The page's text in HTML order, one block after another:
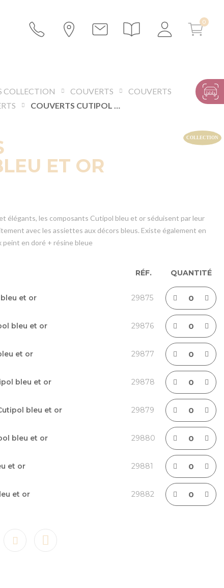
COLLECTION COUVERTS
COUVERTS
COUVERTS CUTIPOL BLEU ET OR
ET OR
élégants, les composants Cutipol bleu et or séduisent par leur
avec les assiettes aux décors bleus. Existe également en
en doré + résine bleue
RÉF. QUANTITÉ
et or 29875
bleu et or 29876
et or 29877
bleu et or 29878
bleu et or 29879
bleu et or 29880
et or 29881
et or 29882